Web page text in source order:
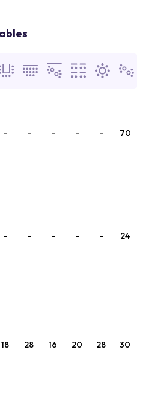
- - - - - 70
- - - - - 24
18 28 16 20 28 30